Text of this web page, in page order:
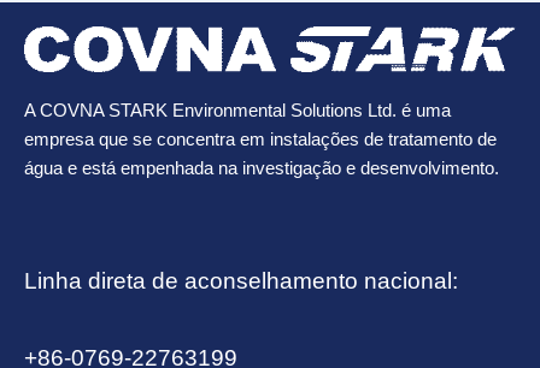
A COVNA STARK Environmental Solutions Ltd. é uma
empresa que se concentra em instalações de tratamento de
água e está empenhada na investigação e desenvolvimento.
Linha direta de aconselhamento nacional:
+86-0769-22763199